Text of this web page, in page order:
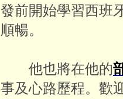
發前開始學習西班
順暢。
他也將在他的
事及心路歷程。歡